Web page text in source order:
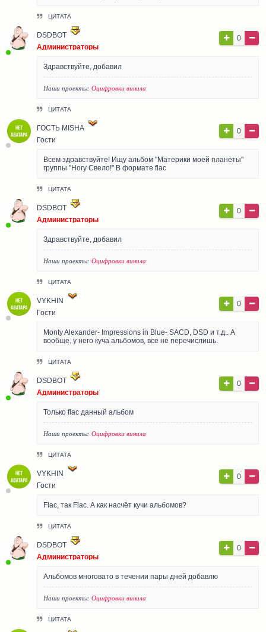
ЦИТАТА
DSDBOT
Администраторы
0
Здравствуйте, добавил
Наши проекты: Оцифровки винила
ЦИТАТА
ГОСТЬ MISHA
Гости
0
Всем здравствуйте! Ищу альбом "Материки моей планеты"
группы "Ногу Свело!" В формате flac
ЦИТАТА
DSDBOT
Администраторы
0
Здравствуйте, добавил
Наши проекты: Оцифровки винила
ЦИТАТА
VYKHIN
Гости
0
Monty Alexander- Impressions in Blue- SACD, DSD и т.д.. А
вообще, у него куча альбомов, все не перечислишь.
ЦИТАТА
DSDBOT
Администраторы
0
Только flac данный альбом
Наши проекты: Оцифровки винила
ЦИТАТА
VYKHIN
Гости
0
Flac, так Flac. А как насчёт кучи альбомов?
ЦИТАТА
DSDBOT
Администраторы
0
Альбомов многовато в течении пары дней добавлю
Наши проекты: Оцифровки винила
ЦИТАТА